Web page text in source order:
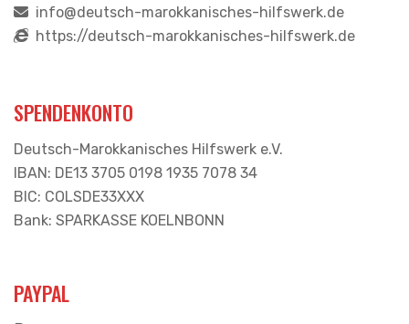
info@deutsch-marokkanisches-hilfswerk.de
https://deutsch-marokkanisches-hilfswerk.de
SPENDENKONTO
Deutsch-Marokkanisches Hilfswerk e.V.
IBAN: DE13 3705 0198 1935 7078 34
BIC: COLSDE33XXX
Bank: SPARKASSE KOELNBONN
PAYPAL